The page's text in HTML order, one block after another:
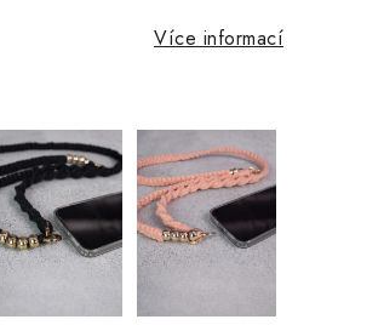
Více informací